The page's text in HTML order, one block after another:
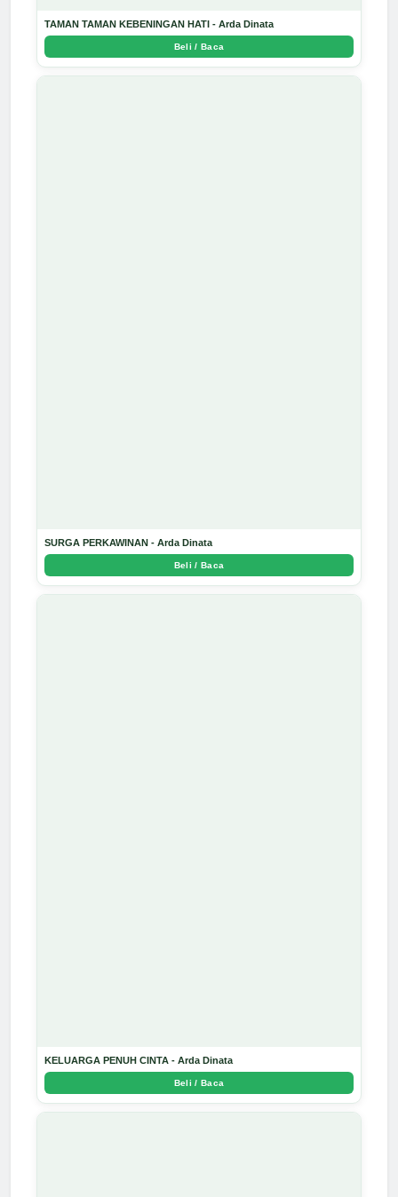
TAMAN TAMAN KEBENINGAN HATI - Arda Dinata
Beli / Baca
SURGA PERKAWINAN - Arda Dinata
Beli / Baca
KELUARGA PENUH CINTA - Arda Dinata
Beli / Baca